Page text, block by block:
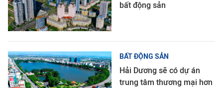
bất động sản
BẤT ĐỘNG SẢN
Hải Dương sẽ có dự án
trung tâm thương mại hơn